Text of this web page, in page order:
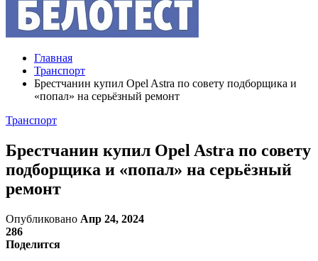
Главная
Транспорт
Брестчанин купил Opel Astra по совету подборщика и
«попал» на серьёзный ремонт
Транспорт
Брестчанин купил Opel Astra по совету
подборщика и «попал» на серьёзный
ремонт
Опубликовано Апр 24, 2024
286
Поделится